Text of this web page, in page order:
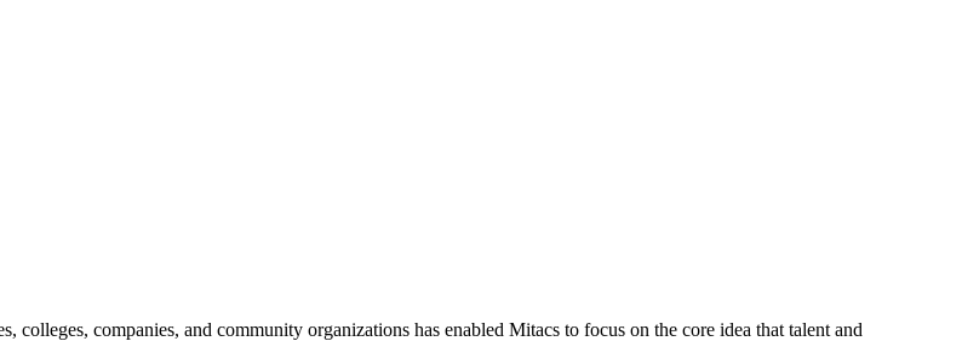
colleges, companies, and community organizations has enabled Mitacs to focus on the core idea that talent and